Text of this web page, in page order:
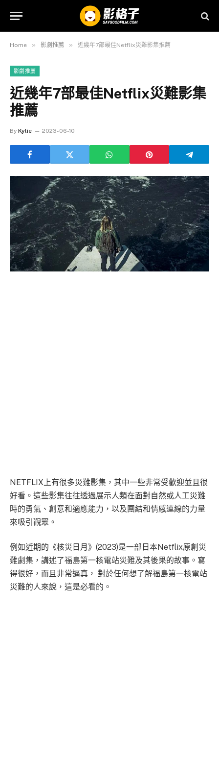
Home » 影劇推薦 » 近幾年7部最佳Netflix災難影集推薦
影劇推薦
近幾年7部最佳Netflix災難影集
推薦
By Kylie 2023-06-10
NETFLIX上有很多災難影集，其中一些非常受歡迎並且很
好看。這些影集往往透過展示人類在面對自然或人工災難
時的勇氣、創意和適應能力，以及團結和情感連線的力量
來吸引觀眾。
例如近期的《核災日月》(2023)是一部日本Netflix原創災
難劇集，講述了福島第一核電站災難及其後果的故事。寫
得很好，而且非常逼真， 對於任何想了解福島第一核電站
災難的人來說，這是必看的。